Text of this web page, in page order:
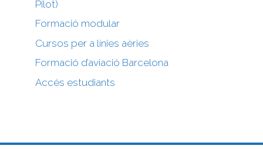
Pilot)
Formació modular
Cursos per a línies aèries
Formació d’aviació Barcelona
Accés estudiants